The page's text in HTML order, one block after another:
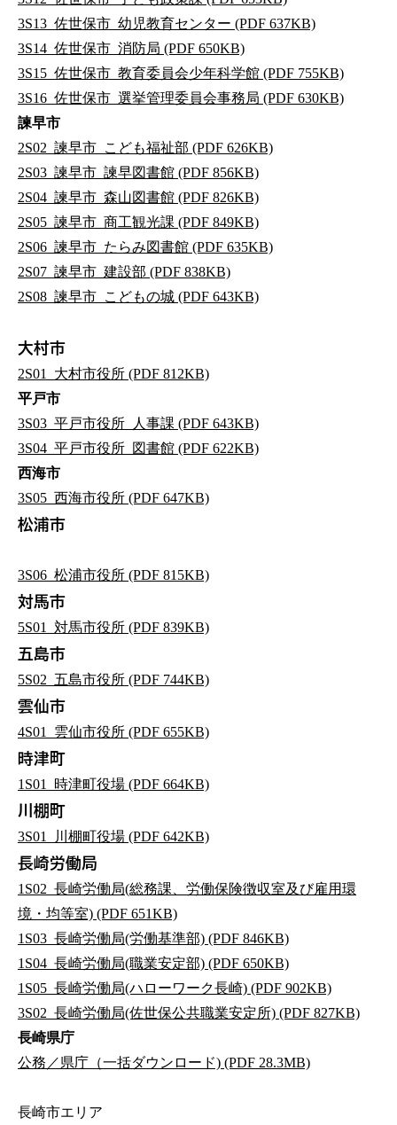
3S13_佐世保市_幼児教育センター (PDF 637KB)
3S14_佐世保市_消防局 (PDF 650KB)
3S15_佐世保市_教育委員会少年科学館 (PDF 755KB)
3S16_佐世保市_選挙管理委員会事務局 (PDF 630KB)
諫早市
2S02_諫早市_こども福祉部 (PDF 626KB)
2S03_諫早市_諫早図書館 (PDF 856KB)
2S04_諫早市_森山図書館 (PDF 826KB)
2S05_諫早市_商工観光課 (PDF 849KB)
2S06_諫早市_たらみ図書館 (PDF 635KB)
2S07_諫早市_建設部 (PDF 838KB)
2S08_諫早市_こどもの城 (PDF 643KB)
大村市
2S01_大村市役所 (PDF 812KB)
平戸市
3S03_平戸市役所_人事課 (PDF 643KB)
3S04_平戸市役所_図書館 (PDF 622KB)
西海市
3S05_西海市役所 (PDF 647KB)
松浦市
3S06_松浦市役所 (PDF 815KB)
対馬市
5S01_対馬市役所 (PDF 839KB)
五島市
5S02_五島市役所 (PDF 744KB)
雲仙市
4S01_雲仙市役所 (PDF 655KB)
時津町
1S01_時津町役場 (PDF 664KB)
川棚町
3S01_川棚町役場 (PDF 642KB)
長崎労働局
1S02_長崎労働局(総務課、労働保険徴収室及び雇用環
境・均等室) (PDF 651KB)
1S03_長崎労働局(労働基準部) (PDF 846KB)
1S04_長崎労働局(職業安定部) (PDF 650KB)
1S05_長崎労働局(ハローワーク長崎) (PDF 902KB)
3S02_長崎労働局(佐世保公共職業安定所) (PDF 827KB)
長崎県庁
公務／県庁（一括ダウンロード) (PDF 28.3MB)
長崎市エリア